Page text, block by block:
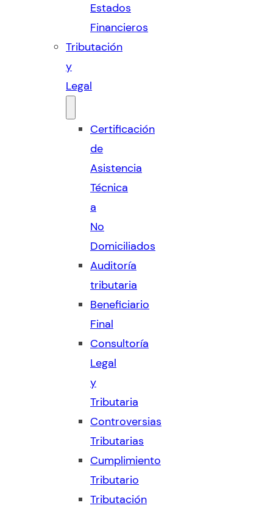
Estados
Financieros
Tributación
y
Legal
Certificación
de
Asistencia
Técnica
a
No
Domiciliados
Auditoría
tributaria
Beneficiario
Final
Consultoría
Legal
y
Tributaria
Controversias
Tributarias
Cumplimiento
Tributario
Tributación